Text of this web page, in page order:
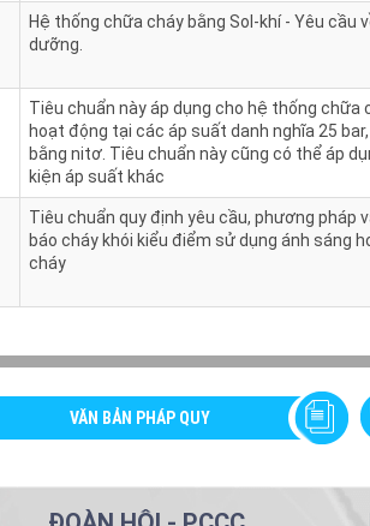
Hệ thống chữa cháy bằng Sol-khí - Yêu cầu
dưỡng.
Tiêu chuẩn này áp dụng cho hệ thống chữa
hoạt động tại các áp suất danh nghĩa 25
bằng nitơ. Tiêu chuẩn này cũng có thể áp
kiện áp suất khác
Tiêu chuẩn quy định yêu cầu, phương pháp
báo cháy khói kiểu điểm sử dụng ánh sáng
cháy
VĂN BẢN PHÁP QUY